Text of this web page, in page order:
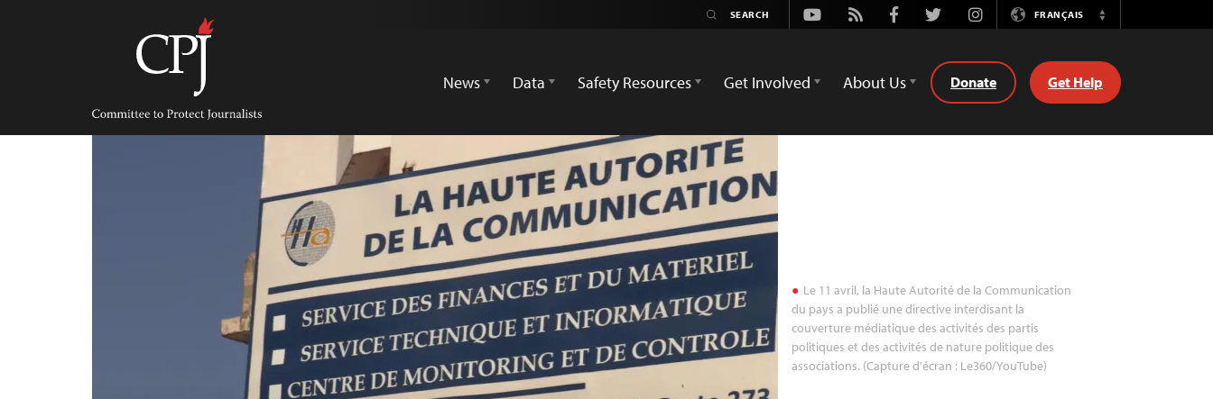
Committee
Protect
Journalists
Youtube
Rss FacebookTwitterInstagramFRANÇAIS
Switch
News
Data Safety Resources Get Involved About Us Donate Get Help
Le 11 avril, la Haute Autorité de la Communication
du pays a publié une directive interdisant la
couverture médiatique des activités des partis
politiques et des activités de nature politique des
associations. (Capture d'écran : Le360/YouTube)